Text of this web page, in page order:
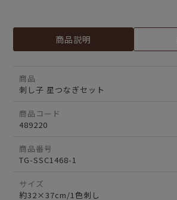
商品説明
商品
刺し子 星つなぎセット
商品コード
489220
商品番号
TG-SSC1468-1
サイズ
約32×37cm/1色刺し